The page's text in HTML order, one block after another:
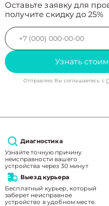
Оставьте заявку для
получите скидку до 25%
Узнать
Отправляя, Вы соглашаетесь с
Диагностика
Узнайте точную причину
неисправности вашего
устройства через 30 минут
Выезд курьера
Бесплатный курьер, который
заберет неисправное
устройство в удобном месте.